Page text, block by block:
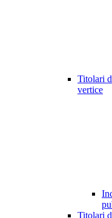
Titolari
vertice
Titolari